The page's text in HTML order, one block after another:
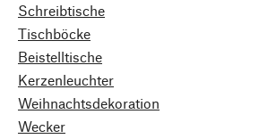
Schreibtische
Tischböcke
Beistelltische
Kerzenleuchter
Weihnachtsdekoration
Wecker